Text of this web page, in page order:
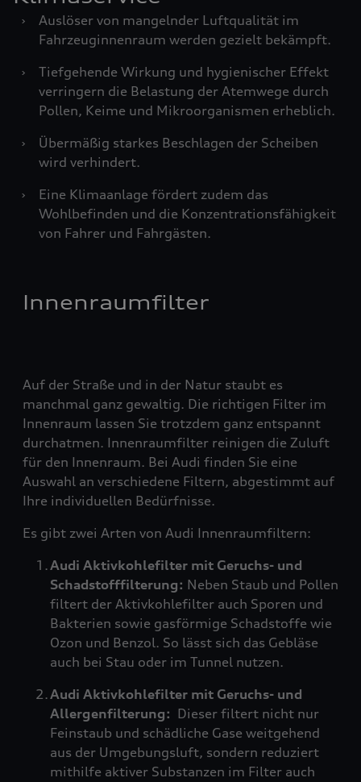
›
Auslöser von mangelnder Luftqualität im
Fahrzeuginnenraum werden gezielt bekämpft.
›
Tiefgehende Wirkung und hygienischer Effekt
verringern die Belastung der Atemwege durch
Pollen, Keime und Mikroorganismen erheblich.
›
Übermäßig starkes Beschlagen der Scheiben
wird verhindert.
›
Eine Klimaanlage fördert zudem das
Wohlbefinden und die Konzentrationsfähigkeit
von Fahrer und Fahrgästen.
Innenraumfilter
Auf der Straße und in der Natur staubt es
manchmal ganz gewaltig. Die richtigen Filter im
Innenraum lassen Sie trotzdem ganz entspannt
durchatmen. Innenraumfilter reinigen die Zuluft
für den Innenraum. Bei Audi finden Sie eine
Auswahl an verschiedene Filtern, abgestimmt auf
Ihre individuellen Bedürfnisse.
Es gibt zwei Arten von Audi Innenraumfiltern:
Audi Aktivkohlefilter mit Geruchs- und
Schadstofffilterung: Neben Staub und Pollen
filtert der Aktivkohlefilter auch Sporen und
Bakterien sowie gasförmige Schadstoffe wie
Ozon und Benzol. So lässt sich das Gebläse
auch bei Stau oder im Tunnel nutzen.
Audi Aktivkohlefilter mit Geruchs- und
Allergenfilterung: Dieser filtert nicht nur
Feinstaub und schädliche Gase weitgehend
aus der Umgebungsluft, sondern reduziert
mithilfe aktiver Substanzen im Filter auch